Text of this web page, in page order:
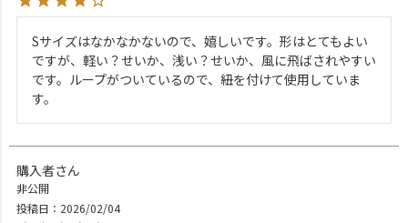
Sサイズはなかなかないので、嬉しいです。形はとてもよい
ですが、軽い？せいか、浅い？せいか、風に飛ばされやすい
です。ループがついているので、紐を付けて使用していま
す。
購入者
非公開
投稿日
2026/02/04